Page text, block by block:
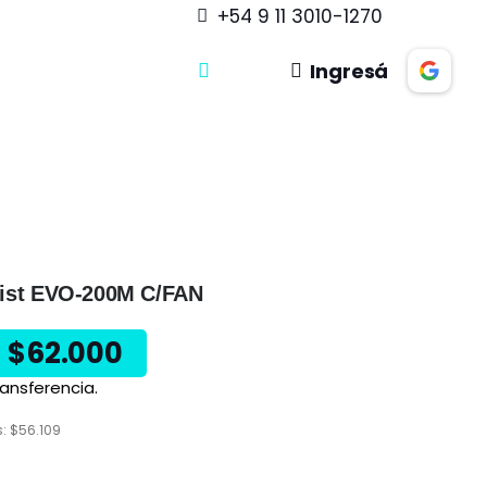
+54 9 11 3010-1270
Ingresá
EVO-200M C/FAN
$62.000
$56.109